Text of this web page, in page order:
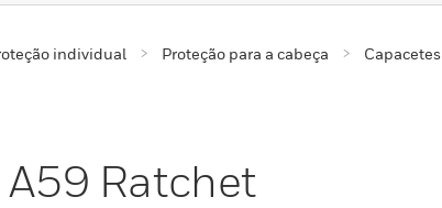
individual Proteção para a cabeça Capacetes
A59 Ratchet